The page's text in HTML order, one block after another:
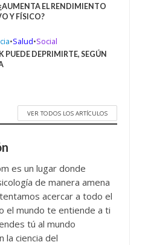
EL RENDIMIENTO
Y FÍSICO?
•Salud•Social
PUEDE DEPRIMIRTE, SEGÚN
VER TODOS LOS ARTÍCULOS
es un lugar donde
de manera amena
acercar a todo el
el mundo te entiende a ti
tú al mundo
la ciencia del